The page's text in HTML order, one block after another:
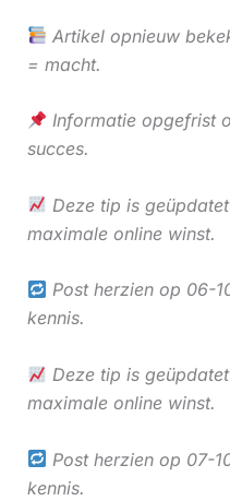
Artikel opnieuw
= macht.
Informatie opgefrist
succes.
Deze tip is
maximale online winst.
Post herzien op 06-
kennis.
Deze tip is
maximale online winst.
Post herzien op 07-
kennis.